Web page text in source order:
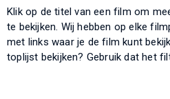
Klik op de titel van een film om
te bekijken. Wij hebben op elke
met links waar je de film kunt
toplijst bekijken? Gebruik dat het